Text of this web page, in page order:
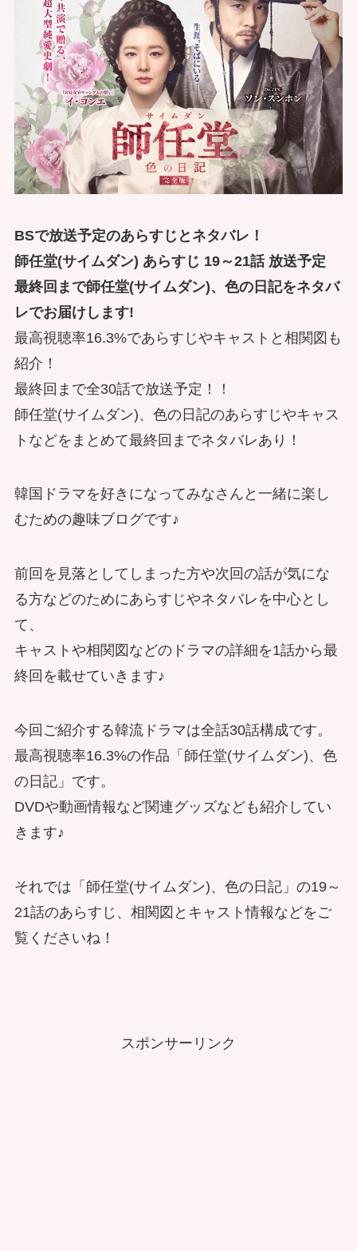
BSで放送予定のあらすじとネタバレ！
師任堂(サイムダン) あらすじ 19～21話 放送予定
最終回まで師任堂(サイムダン)、色の日記をネタバ
レでお届けします!
最高視聴率16.3%であらすじやキャストと相関図も
紹介！
最終回まで全30話で放送予定！！
師任堂(サイムダン)、色の日記のあらすじやキャス
トなどをまとめて最終回までネタバレあり！
韓国ドラマを好きになってみなさんと一緒に楽し
むための趣味ブログです♪
前回を見落としてしまった方や次回の話が気にな
る方などのためにあらすじやネタバレを中心とし
て、
キャストや相関図などのドラマの詳細を1話から最
終回を載せていきます♪
今回ご紹介する韓流ドラマは全話30話構成です。
最高視聴率16.3%の作品「師任堂(サイムダン)、色
の日記」です。
DVDや動画情報など関連グッズなども紹介してい
きます♪
それでは「師任堂(サイムダン)、色の日記」の19～
21話のあらすじ、相関図とキャスト情報などをご
覧くださいね！
スポンサーリンク